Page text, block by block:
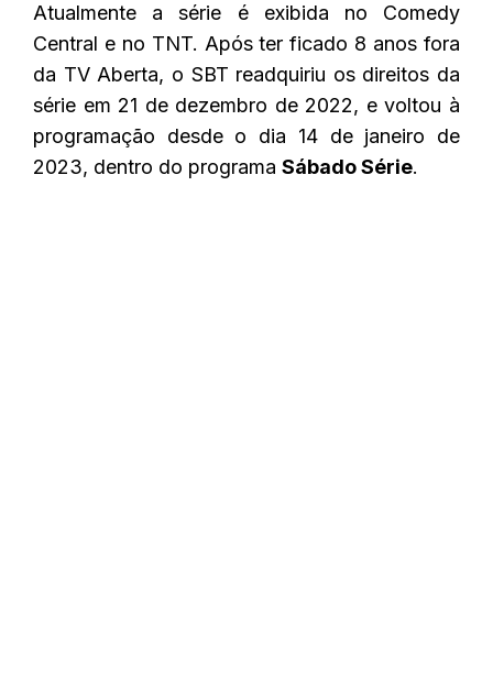
Atualmente a série é exibida no Comedy
Central e no TNT. Após ter ficado 8 anos fora
da TV Aberta, o SBT readquiriu os direitos da
série em 21 de dezembro de 2022, e voltou à
programação desde o dia 14 de janeiro de
2023, dentro do programa Sábado Série.